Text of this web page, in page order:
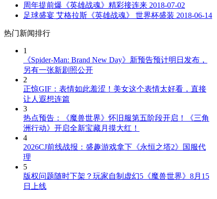
周年提前爆《英雄战魂》精彩接连来 2018-07-02
足球盛宴 艾格拉斯《英雄战魂》 世界杯盛装 2018-06-14
热门新闻排行
1
《Spider-Man: Brand New Day》新预告预计明日发布，
另有一张新剧照公开
2
正惊GIF：表情如此羞涩！美女这个表情太好看，直接
让人遐想连篇
3
热点预告：《魔兽世界》怀旧服第五阶段开启！《三角
洲行动》开启全新宝藏月摸大红！
4
2026CJ前线战报：盛趣游戏拿下《永恒之塔2》国服代
理
5
版权问题随时下架？玩家自制虚幻5《魔兽世界》8月15
日上线